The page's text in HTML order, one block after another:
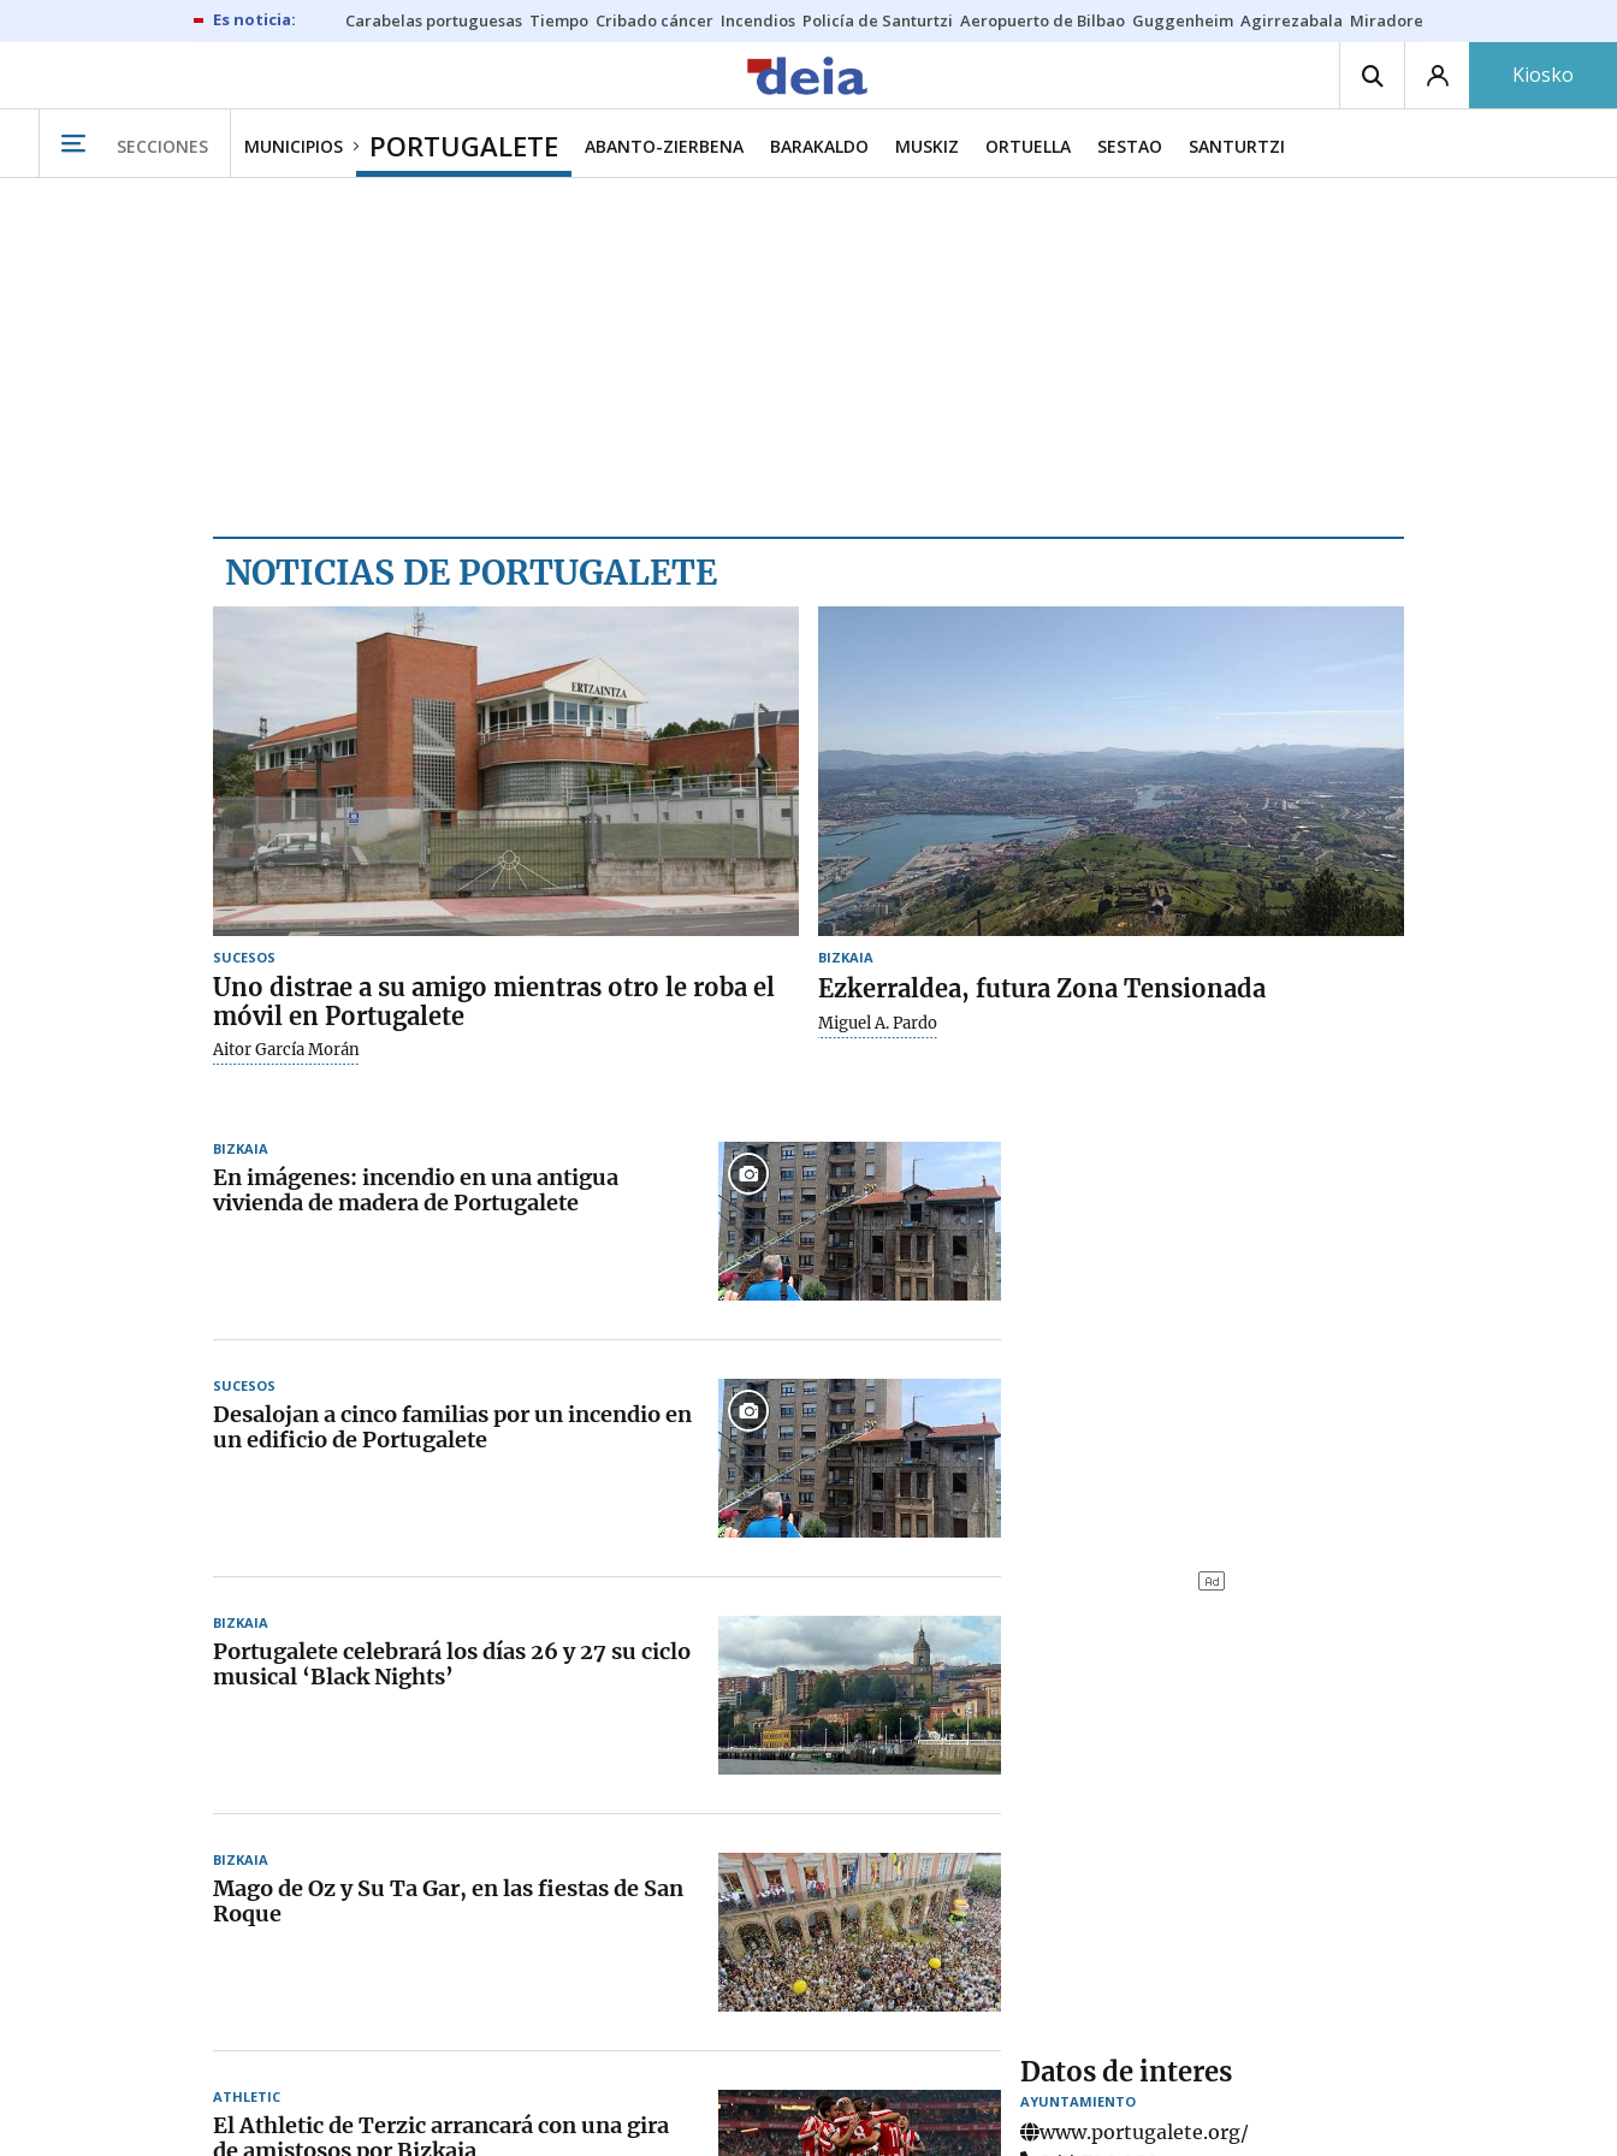
Carabelas portuguesas Tiempo Cribado cáncer Incendios Policía de Santurtzi Aeropuerto de Bilbao Guggenheim Agirrezabala Miradores en Bilbao
Kiosko
SECCIONES MUNICIPIOS PORTUGALETE ABANTO-ZIERBENA BARAKALDO MUSKIZ ORTUELLA SESTAO SANTURTZI
NOTICIAS DE PORTUGALETE
SUCESOS
Uno distrae a su amigo mientras otro le roba el
móvil en Portugalete
Aitor García Morán
BIZKAIA
Ezkerraldea, futura Zona Tensionada
Miguel A. Pardo
BIZKAIA
En imágenes: incendio en una antigua
vivienda de madera de Portugalete
SUCESOS
Desalojan a cinco familias por un incendio en
un edificio de Portugalete
BIZKAIA
Portugalete celebrará los días 26 y 27 su ciclo
musical ‘Black Nights’
BIZKAIA
Mago de Oz y Su Ta Gar, en las fiestas de San
Roque
ATHLETIC
El Athletic de Terzic arrancará con una gira
Datos de interes
AYUNTAMIENTO
www.portugalete.org/